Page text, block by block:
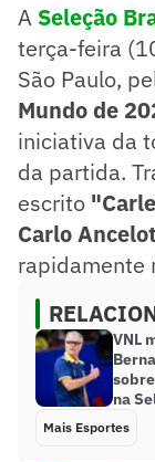
A Seleção
terça-feira
São Paulo,
Mundo de
iniciativa da
da partida.
escrito
Carlo
rapidamente
VNL
na
Mais Esportes